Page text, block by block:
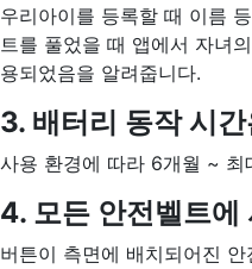
우리아이를 등록할 때 이름
트를 풀었을 때 앱에서 자녀
용되었음을 알려줍니다.
3. 배터리 동작 시
사용 환경에 따라 6개월 ~ 최
4. 모든 안전벨트에
버튼이 측면에 배치되어진